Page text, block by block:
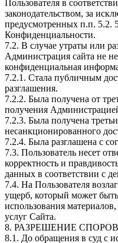
Пользователя в
законодательством, за
предусмотренных п.п. 5.2.
Конфиденциальности.
7.2. В случае утраты или
Администрация сайта не
конфиденциальная
7.2.1. Стала публичным
разглашения.
7.2.2. Была получена от
получения
7.2.3. Была получена
несанкционированного
7.2.4. Была разглашена с
7.3. Пользователь несет
корректность и
данных в соответствии с
7.4. На Пользователя
ущерб, который может быть
использования
услуг Сайта.
8. РАЗРЕШЕНИЕ СПОРОВ
8.1. До обращения в суд с